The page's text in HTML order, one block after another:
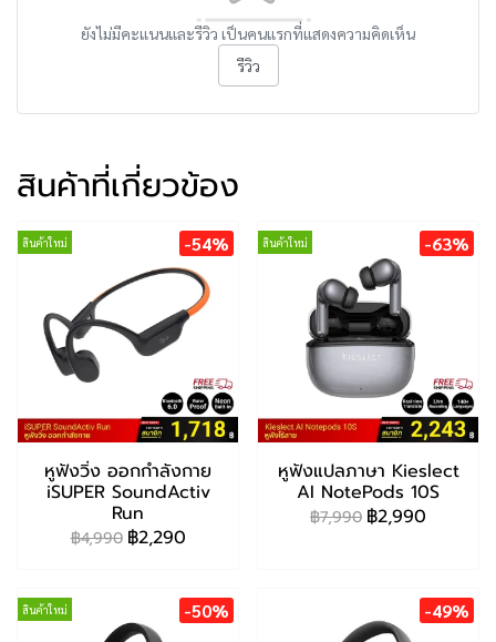
ยังไม่มีคะแนนและรีวิว เป็นคนแรกที่แสดงความคิดเห็น
รีวิว
สินค้าที่เกี่ยวข้อง
สินค้าใหม่ -54%
หูฟังวิ่ง ออกกำลังกาย
iSUPER SoundActiv
Run
฿4,990 ฿2,290
สินค้าใหม่ -63%
หูฟังแปลภาษา Kieslect
AI NotePods 10S
฿7,990 ฿2,990
สินค้าใหม่ -50% -49%